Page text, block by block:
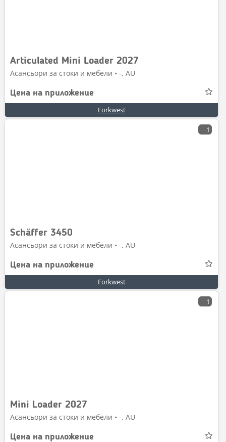
Articulated Mini Loader 2027
Асансьори за стоки и мебели • -, AU
Цена на приложение
Forkwest
1
Schäffer 3450
Асансьори за стоки и мебели • -, AU
Цена на приложение
Forkwest
1
Mini Loader 2027
Асансьори за стоки и мебели • -, AU
Цена на приложение